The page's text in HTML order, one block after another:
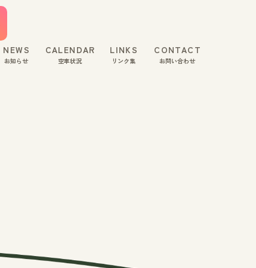
NEWS
お知らせ
CALENDAR
空車状況
LINKS
リンク集
CONTACT
お問い合わせ